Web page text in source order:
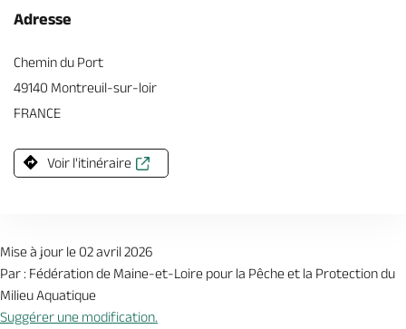
Adresse
Chemin du Port
49140 Montreuil-sur-loir
FRANCE
Voir l'itinéraire
Mise à jour le 02 avril 2026
Par : Fédération de Maine-et-Loire pour la Pêche et la Protection du
Milieu Aquatique
Suggérer une modification.